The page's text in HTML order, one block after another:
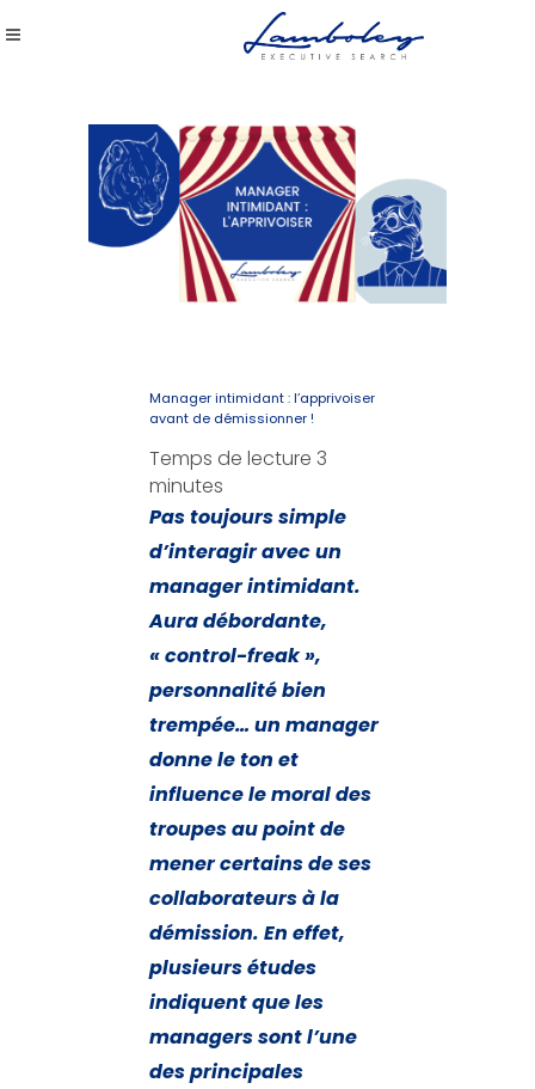
Manager intimidant : l’apprivoiser
avant de démissionner !
Temps de lecture 3
minutes
Pas toujours simple
d’interagir avec un
manager intimidant.
Aura débordante,
« control-freak »,
personnalité bien
trempée… un manager
donne le ton et
influence le moral des
troupes au point de
mener certains de ses
collaborateurs à la
démission. En effet,
plusieurs études
indiquent que les
managers sont l’une
des principales